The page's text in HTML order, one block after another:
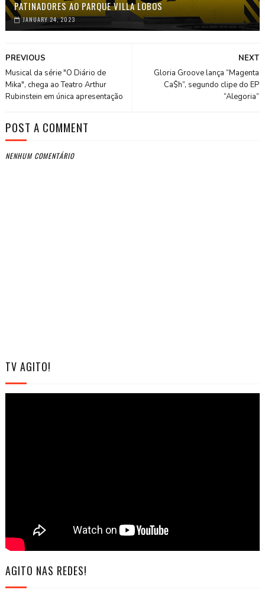
PATINADORES AO PARQUE VILLA LOBOS
JANUARY 24, 2023
NEXT
Gloria Groove lança “Magenta
Ca$h”, segundo clipe do EP
“Alegoria”
PREVIOUS
Musical da série "O Diário de
Mika", chega ao Teatro Arthur
Rubinstein em única apresentação
POST A COMMENT
NENHUM COMENTÁRIO
TV AGITO!
AGITO NAS REDES!